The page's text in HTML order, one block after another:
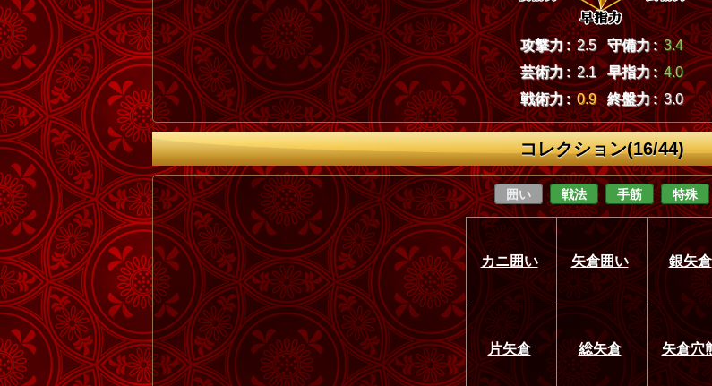
攻撃力 : 2.5 守備力 : 3.4
芸術力 : 2.1 早指力 : 4.0
戦術力 : 0.9 終盤力 : 3.0
コレクション(16/44)
囲い 戦法 手筋 特殊
カニ囲い 矢倉囲い 銀矢倉
片矢倉 総矢倉 矢倉穴